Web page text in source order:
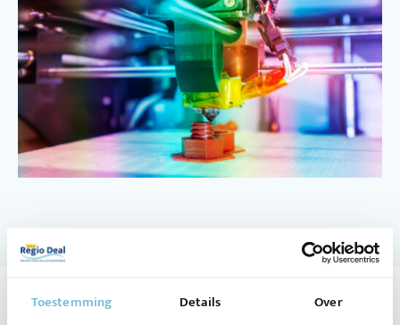
Toestemming Details Over